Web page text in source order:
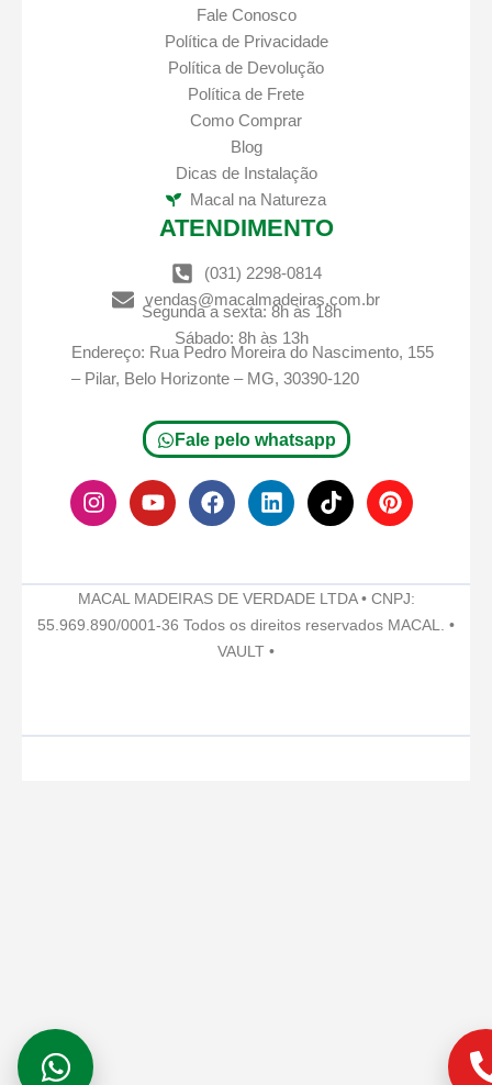
Fale Conosco
Política de Privacidade
Política de Devolução
Política de Frete
Como Comprar
Blog
Dicas de Instalação
Macal na Natureza
ATENDIMENTO
(031) 2298-0814
vendas@macalmadeiras.com.br
Segunda a sexta: 8h às 18h
Sábado: 8h às 13h
Endereço: Rua Pedro Moreira do Nascimento, 155
– Pilar, Belo Horizonte – MG, 30390-120
Fale pelo whatsapp
I
n
s
g
r
Y
o
u
b
e
F
a
c
o
o
k
L
i
n
d
i
T
i
k
k
P
i
n
r
e
MACAL MADEIRAS DE VERDADE LTDA • CNPJ:
55.969.890/0001-36 Todos os direitos reservados MACAL. •
VAULT •